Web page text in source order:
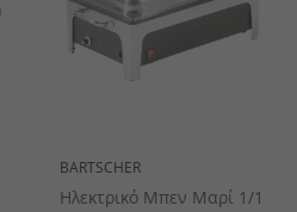
BARTSCHER
Ηλεκτρικό Μπεν Μαρί 1/1